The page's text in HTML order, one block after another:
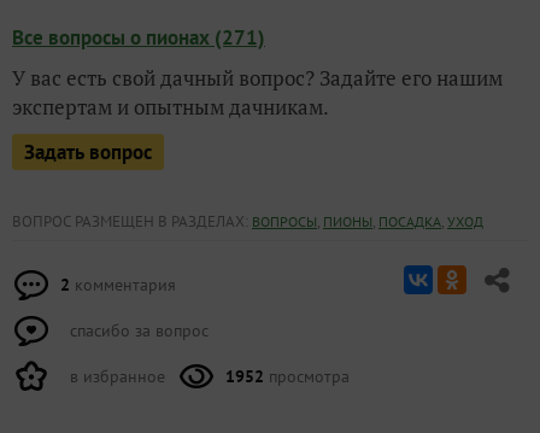
Все вопросы о пионах (271)
У вас есть свой дачный вопрос? Задайте его нашим
экспертам и опытным дачникам.
Задать вопрос
ВОПРОС РАЗМЕЩЕН В РАЗДЕЛАХ: ВОПРОСЫ, ПИОНЫ, ПОСАДКА, УХОД
2 комментария
спасибо за вопрос
в избранное 1952 просмотра